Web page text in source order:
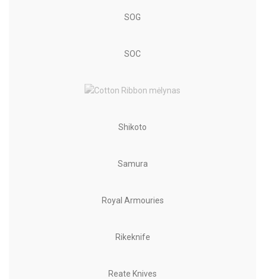
SOG
SOC
Shikoto
Samura
Royal Armouries
Rikeknife
Reate Knives